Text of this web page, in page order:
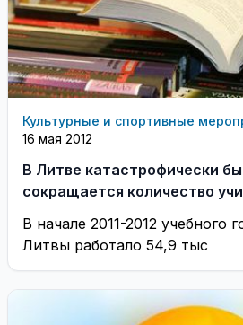
Культурные и спортивные
16 мая 2012
В Литве катастрофически
сокращается количество
В начале 2011-2012 учебного
Литвы работало 54,9 тыс